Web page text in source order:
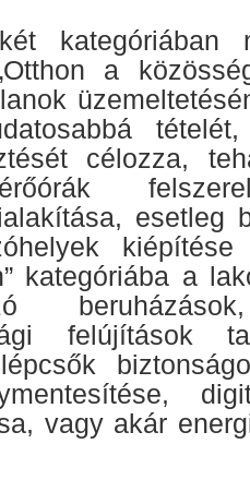
kategóriában
a
célozza,
esetleg
kategóriába a
felújítások
vagy akár